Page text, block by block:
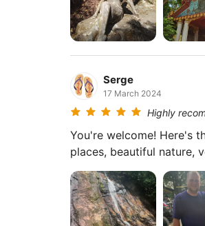
とは別に建つ丘の上の聖
ラマで見渡します。下り
て笑顔でホテルに送り届け
持ち物
ジャングルウォーキン
軽くて快適な衣類
カ
Serge
17 March 2024
Highly
You're welcome! Here's
places, beautiful nature,